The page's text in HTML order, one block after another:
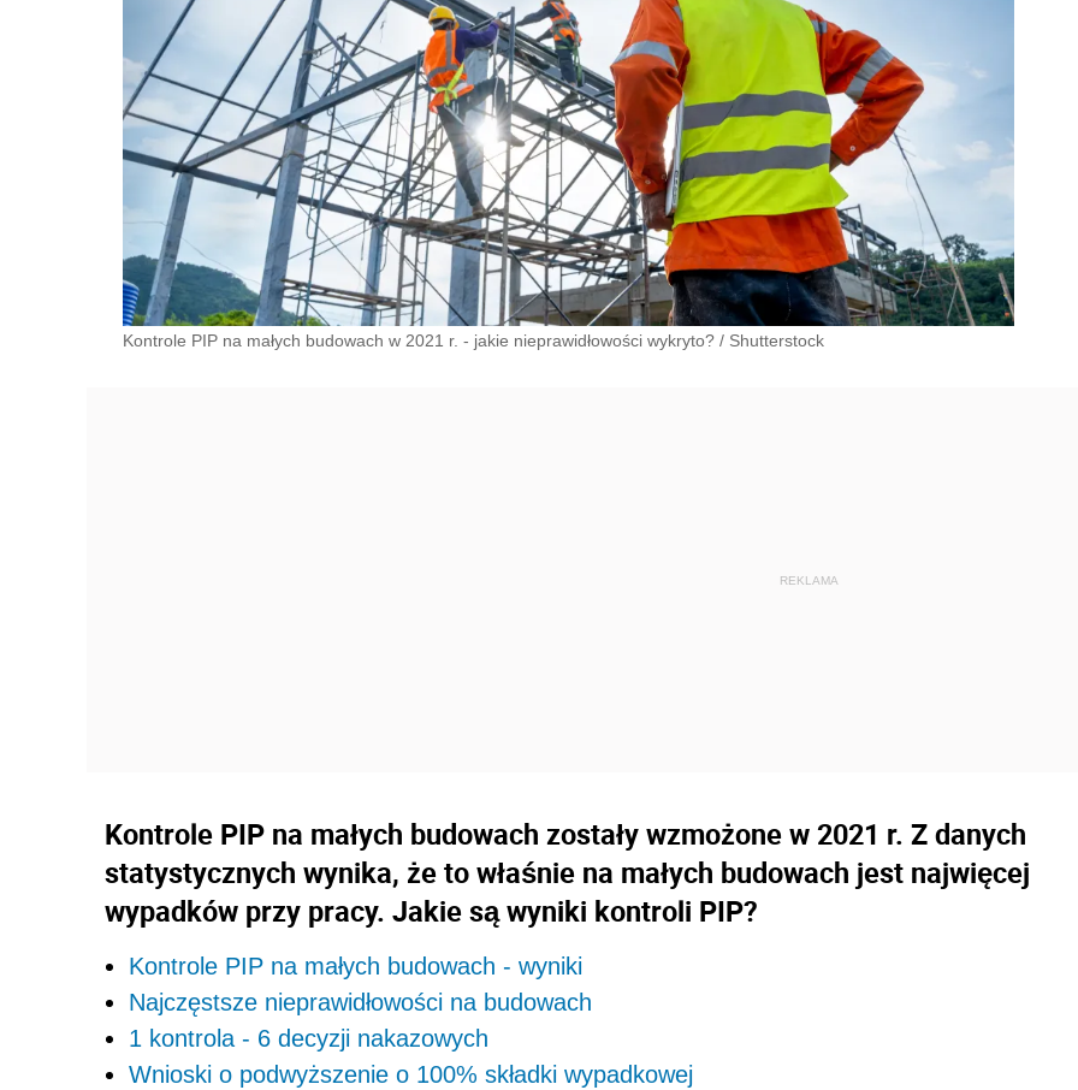
Kontrole PIP na małych budowach w 2021 r. - jakie nieprawidłowości wykryto? / Shutterstock
Kontrole PIP na małych budowach zostały wzmożone w 2021 r. Z danych
statystycznych wynika, że to właśnie na małych budowach jest najwięcej
wypadków przy pracy. Jakie są wyniki kontroli PIP?
Kontrole PIP na małych budowach - wyniki
Najczęstsze nieprawidłowości na budowach
1 kontrola - 6 decyzji nakazowych
Wnioski o podwyższenie o 100% składki wypadkowej